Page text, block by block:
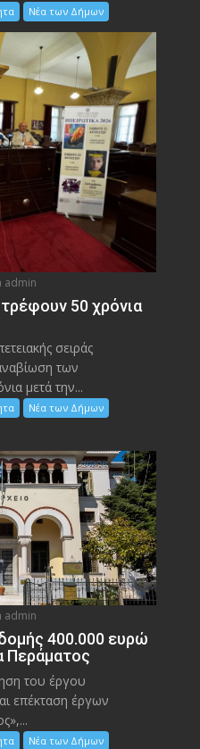
Νέα των Δήμων
admin
50 χρόνια
σειράς
των
μετά την...
Νέα των Δήμων
admin
400.000 ευρώ
Περάματος
του έργου
επέκταση έργων
Νέα των Δήμων